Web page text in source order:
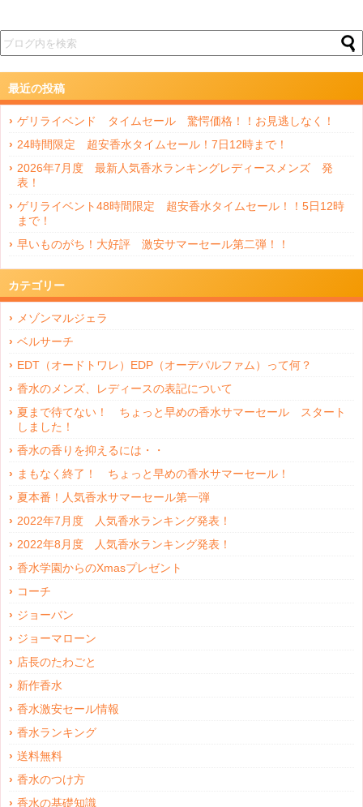
最近の投稿
ゲリライベンド タイムセール 驚愕価格！！お見逃しなく！
24時間限定 超安香水タイムセール！7日12時まで！
2026年7月度 最新人気香水ランキングレディースメンズ 発
表！
ゲリライベント48時間限定 超安香水タイムセール！！5日12時
まで！
早いものがち！大好評 激安サマーセール第二弾！！
カテゴリー
メゾンマルジェラ
ベルサーチ
EDT（オードトワレ）EDP（オーデパルファム）って何？
香水のメンズ、レディースの表記について
夏まで待てない！ ちょっと早めの香水サマーセール スタート
しました！
香水の香りを抑えるには・・
まもなく終了！ ちょっと早めの香水サマーセール！
夏本番！人気香水サマーセール第一弾
2022年7月度 人気香水ランキング発表！
2022年8月度 人気香水ランキング発表！
香水学園からのXmasプレゼント
コーチ
ジョーバン
ジョーマローン
店長のたわごと
新作香水
香水激安セール情報
香水ランキング
送料無料
香水のつけ方
香水の基礎知識